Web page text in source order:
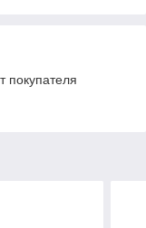
покупателя